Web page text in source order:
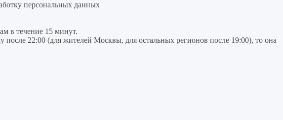
персональных данных
в течение 15 минут.
после 22:00 (для жителей Москвы, для остальных регионов после 19:00), то она